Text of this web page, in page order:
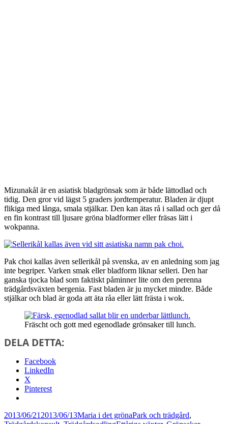
Mizunakål är en asiatisk bladgrönsak som är både lättodlad och
tidig. Den gror vid lägst 5 graders jordtemperatur. Bladen är djupt
flikiga med långa, smala stjälkar. Den kan ätas rå i sallad och ger då
en fin kontrast till ljusare gröna bladformer eller fräsas lätt i
wokpanna.
Pak choi kallas även sellerikål på svenska, av en anledning som jag
inte begriper. Varken smak eller bladform liknar selleri. Den har
ganska tjocka blad som faktiskt påminner lite om den perenna
trädgårdsväxten bergenia. Fast bladen är ju mycket mindre. Både
stjälkar och blad är goda att äta råa eller lätt frästa i wok.
Fräscht och gott med egenodlade grönsaker till lunch.
DELA DETTA:
Facebook
LinkedIn
X
Pinterest
Postat
2013/06/21 2013/06/13Författare
Maria i det grönaKategorier
Park och trädgård,